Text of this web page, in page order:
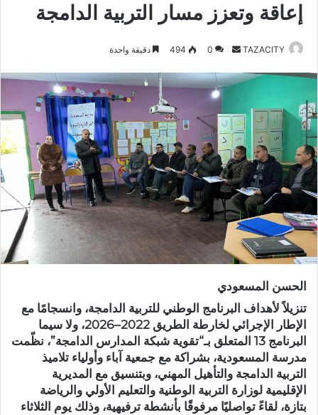
إعاقة وتعزز مسار التربية الدامجة
TAZACITY
س
ب
ر
ي
د
ا
إ
ل
ت
و
ن
ا
0
494 دقيقة واحدة
الحسن المسعودي
تنزيلاً لأهداف البرنامج الوطني للتربية الدامجة، وانسجامًا مع
الإطار الإجرائي لخارطة الطريق 2022–2026، ولا سيما
البرنامج 13 المتعلق بـ“تقوية شبكة المدارس الدامجة”، نظّمت
مدرسة المسعودية، بشراكة مع جمعية آباء وأولياء تلاميذ
التربية الدامجة والتأهيل المهني، وبتنسيق مع المديرية
الإقليمية لوزارة التربية الوطنية والتعليم الأولي والرياضة
بتازة، لقاءً تواصليًا مرفوقًا بأنشطة ترفيهية، وذلك يوم الثلاثاء